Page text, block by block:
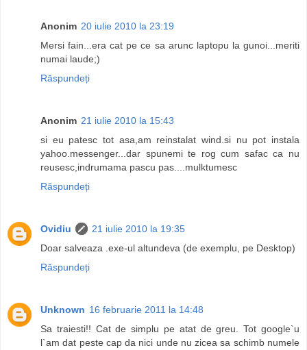
Anonim 20 iulie 2010 la 23:19
Mersi fain...era cat pe ce sa arunc laptopu la gunoi...meriti
numai laude;)
Răspundeți
Anonim 21 iulie 2010 la 15:43
si eu patesc tot asa,am reinstalat wind.si nu pot instala
yahoo.messenger...dar spunemi te rog cum safac ca nu
reusesc,indrumama pascu pas....mulktumesc
Răspundeți
Ovidiu
21 iulie 2010 la 19:35
Doar salveaza .exe-ul altundeva (de exemplu, pe Desktop)
Răspundeți
Unknown 16 februarie 2011 la 14:48
Sa traiesti!! Cat de simplu pe atat de greu. Tot google`u
l`am dat peste cap da nici unde nu zicea sa schimb numele